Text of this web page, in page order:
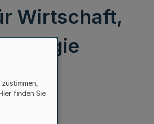
Wirtschaft,
finden Sie